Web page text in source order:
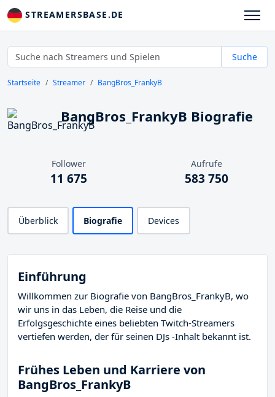
STREAMERSBASE.DE
Suche
Startseite Streamer BangBros_FrankyB
BangBros_FrankyB Biografie
Follower
11 675
Aufrufe
583 750
Überblick Biografie Devices
Einführung
Willkommen zur Biografie von BangBros_FrankyB, wo
wir uns in das Leben, die Reise und die
Erfolgsgeschichte eines beliebten Twitch-Streamers
vertiefen werden, der für seinen DJs -Inhalt bekannt ist.
Frühes Leben und Karriere von
BangBros_FrankyB